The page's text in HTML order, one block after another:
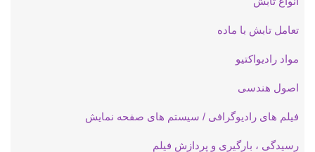
تعامل تابش با ماده
مواد رادیواکتیو
اصول هندسی
فیلم های رادیوگرافی / سیستم های صفحه نمایش
رسیدگی ، بارگیری و پردازش فیلم